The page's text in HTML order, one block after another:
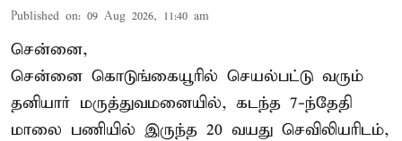
Published on: 09 Aug 2026, 11:40 am
சென்னை,
சென்னை கொடுங்கையூரில் செயல்பட்டு வரும்
தனியார் மருத்துவமனையில், கடந்த 7-ந்தேதி
மாலை பணியில் இருந்த 20 வயது செவிலியரிடம்,